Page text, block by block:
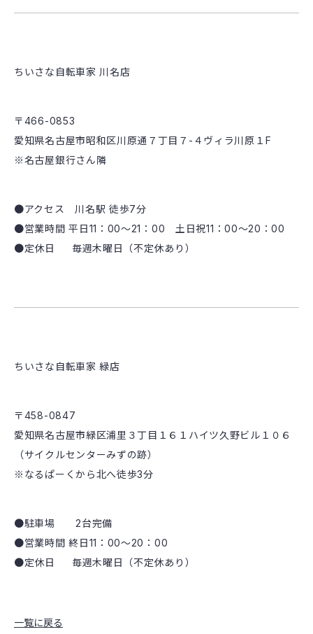
ちいさな自転車家 川名店
〒466-0853
愛知県名古屋市昭和区川原通７丁目７-４ヴィラ川原１F
※名古屋銀行さん隣
●アクセス 川名駅 徒歩7分
●営業時間 平日11：00～21：00 土日祝11：00～20：00
●定休日 毎週木曜日（不定休あり）
ちいさな自転車家 緑店
〒458-0847
愛知県名古屋市緑区浦里３丁目１６１ハイツ久野ビル１０６
（サイクルセンターみずの跡）
※なるぱーくから北へ徒歩3分
●駐車場 2台完備
●営業時間 終日11：00～20：00
●定休日 毎週木曜日（不定休あり）
一覧に戻る